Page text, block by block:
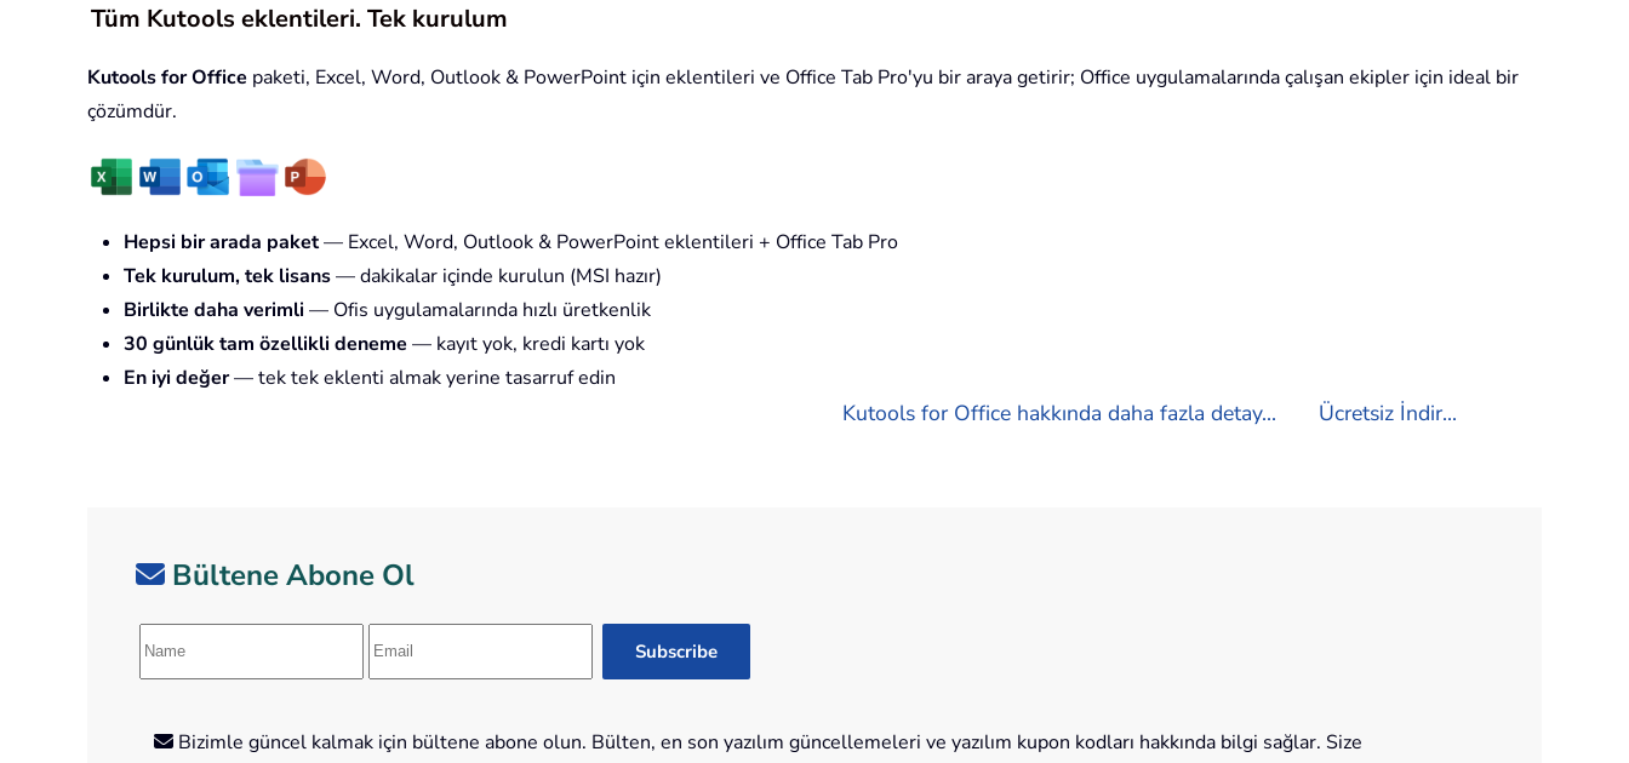
Tüm Kutools eklentileri. Tek kurulum
Kutools for Office paketi, Excel, Word, Outlook & PowerPoint için eklentileri ve Office Tab Pro'yu bir araya getirir; Office uygulamalarında çalışan ekipler için ideal bir
çözümdür.
Hepsi bir arada paket— Excel, Word, Outlook & PowerPoint eklentileri + Office Tab Pro
Tek kurulum, tek lisans— dakikalar içinde kurulun (MSI hazır)
Birlikte daha verimli — Ofis uygulamalarında hızlı üretkenlik
30 günlük tam özellikli deneme — kayıt yok, kredi kartı yok
En iyi değer— tek tek eklenti almak yerine tasarruf edin
Kutools for Office hakkında daha fazla detay... Ücretsiz İndir...
Bültene Abone Ol
Bizimle güncel kalmak için bültene abone olun. Bülten, en son yazılım güncellemeleri ve yazılım kupon kodları hakkında bilgi sağlar. Size